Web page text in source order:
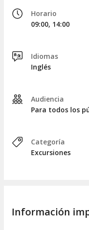
excursión, cuya
horas. Horario
09:00, 14:00
Idiomas
Inglés
Audiencia
Para todos los
Categoría
Excursiones
Información